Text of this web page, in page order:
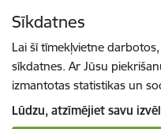
Sīkdatnes
Lai šī tīmekļvietne
sīkdatnes. Ar Jūsu
izmantotas statistikas un
Lūdzu, atzīmējiet savu